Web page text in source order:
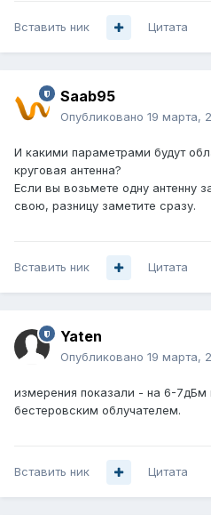
Вставить ник Цитата
Saab95
Опубликовано 19 марта,
И какими параметрами будут
круговая антенна?
Если вы возьмете одну антенну
свою, разницу заметите сразу.
Вставить ник Цитата
Yaten
Опубликовано 19 марта,
измерения показали - на 6-
бестеровским облучателем.
Вставить ник Цитата